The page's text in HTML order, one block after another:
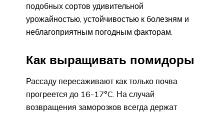
подобных сортов удивительной
урожайностью, устойчивостью к болезням и
неблагоприятным погодным факторам.
Как выращивать помидоры
Рассаду пересаживают как только почва
прогреется до 16-17°C. На случай
возвращения заморозков всегда держат